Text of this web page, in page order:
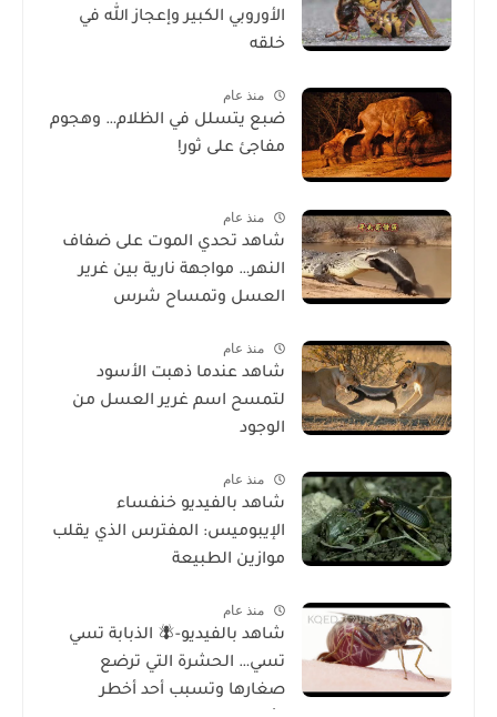
الأوروبي الكبير وإعجاز الله في
خلقه
منذ عام
ضبع يتسلل في الظلام… وهجوم
مفاجئ على ثور!
منذ عام
شاهد تحدي الموت على ضفاف
النهر… مواجهة نارية بين غرير
العسل وتمساح شرس
منذ عام
شاهد عندما ذهبت الأسود
لتمسح اسم غرير العسل من
الوجود
منذ عام
شاهد بالفيديو خنفساء
الإيبوميس: المفترس الذي يقلب
موازين الطبيعة
منذ عام
شاهد بالفيديو-🪰 الذبابة تسي
تسي… الحشرة التي ترضع
صغارها وتسبب أحد أخطر